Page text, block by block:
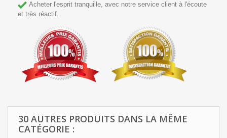
Acheter l'esprit tranquille, avec notre service client à l'écoute
et très réactif.
30 AUTRES PRODUITS DANS LA MÊME
CATÉGORIE :